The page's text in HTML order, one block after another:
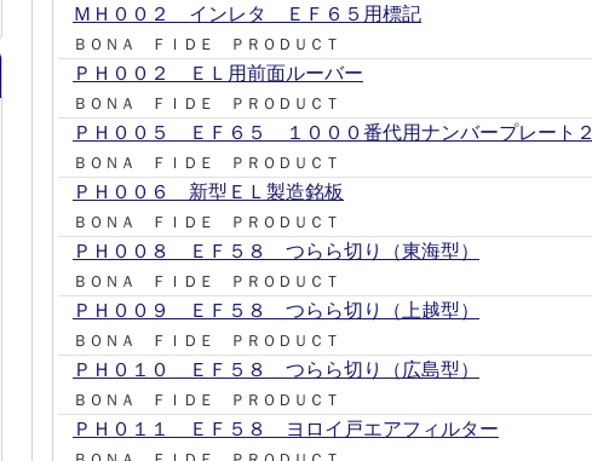
ＭＨ００２ インレタ ＥＦ６５用標記
ＢＯＮＡ ＦＩＤＥ ＰＲＯＤＵＣＴ
ＰＨ００２ ＥＬ用前面ルーバー
ＢＯＮＡ ＦＩＤＥ ＰＲＯＤＵＣＴ
ＰＨ００５ ＥＦ６５ １０００番代用ナンバープレート２
ＢＯＮＡ ＦＩＤＥ ＰＲＯＤＵＣＴ
ＰＨ００６ 新型ＥＬ製造銘板
ＢＯＮＡ ＦＩＤＥ ＰＲＯＤＵＣＴ
ＰＨ００８ ＥＦ５８ つらら切り（東海型）
ＢＯＮＡ ＦＩＤＥ ＰＲＯＤＵＣＴ
ＰＨ００９ ＥＦ５８ つらら切り（上越型）
ＢＯＮＡ ＦＩＤＥ ＰＲＯＤＵＣＴ
ＰＨ０１０ ＥＦ５８ つらら切り（広島型）
ＢＯＮＡ ＦＩＤＥ ＰＲＯＤＵＣＴ
ＰＨ０１１ ＥＦ５８ ヨロイ戸エアフィルター